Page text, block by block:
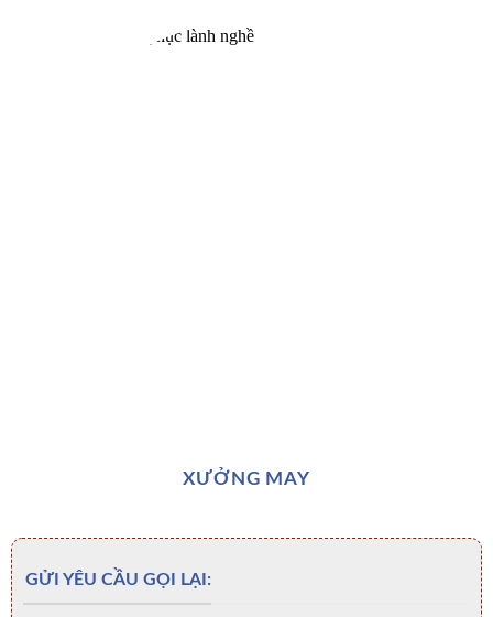
XƯỞNG MAY
GỬI YÊU CẦU GỌI LẠI: